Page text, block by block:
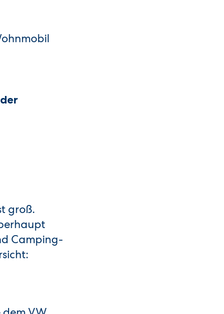
groß.
Camping-